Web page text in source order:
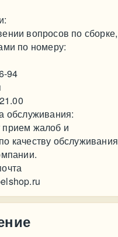
вопросов по сборке,
по номеру:
94
обслуживания:
жалоб и
качеству обслуживания